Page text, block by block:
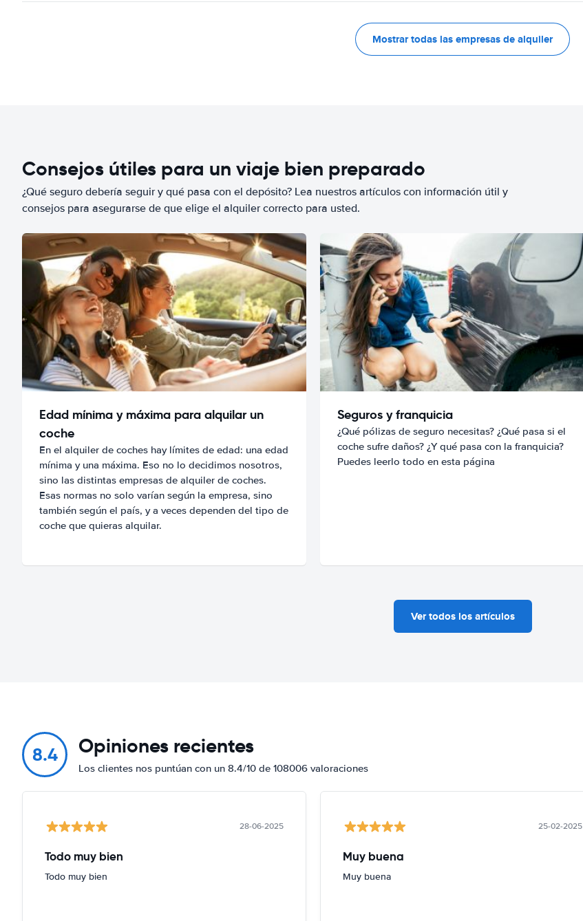
Mostrar todas las empresas de alquiler
Consejos útiles para un viaje bien preparado
¿Qué seguro debería seguir y qué pasa con el depósito? Lea nuestros artículos con información útil y
consejos para asegurarse de que elige el alquiler correcto para usted.
Edad mínima y máxima para alquilar un
coche
En el alquiler de coches hay límites de edad: una edad
mínima y una máxima. Eso no lo decidimos nosotros,
sino las distintas empresas de alquiler de coches.
Esas normas no solo varían según la empresa, sino
también según el país, y a veces dependen del tipo de
coche que quieras alquilar.
Seguros y franquicia
¿Qué pólizas de seguro necesitas? ¿Qué pasa si el
coche sufre daños? ¿Y qué pasa con la franquicia?
Puedes leerlo todo en esta página
Ver todos los artículos
8.4 Opiniones recientes
Los clientes nos puntúan con un 8.4/10 de 108006 valoraciones
28-06-2025
Todo muy bien
Todo muy bien
25-02-2025
Muy buena
Muy buena